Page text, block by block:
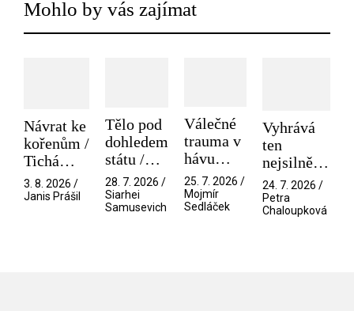
Mohlo by vás zajímat
Návrat ke
kořenům /
Tichá
přítelkyně
3. 8. 2026 /
Janis Prášil
Tělo pod
dohledem
státu /
Pramen
28. 7. 2026 /
Siarhei
Samusevich
Válečné
trauma v
hávu
spektáklu
/ Odyssea
25. 7. 2026 /
Mojmír
Sedláček
Vyhrává
ten
nejsilnější
/ V nitru
manosféry
24. 7. 2026 /
Petra
Chaloupková